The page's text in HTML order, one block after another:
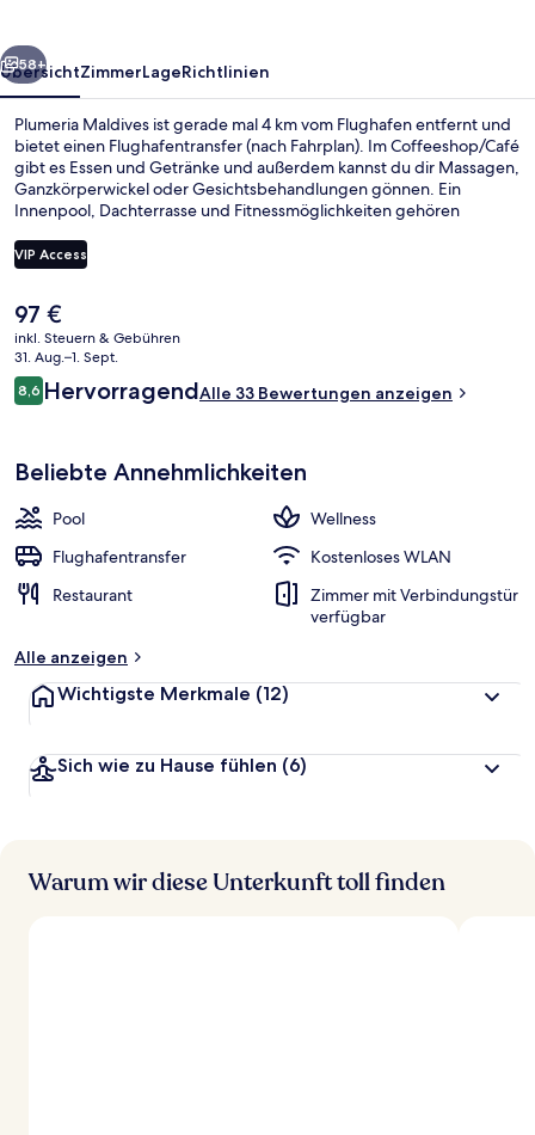
Weiter
58+
ÜbersichtZimmerLageRichtlinien
Plumeria Maldives ist gerade mal 4 km vom Flughafen entfernt und
bietet einen Flughafentransfer (nach Fahrplan). Im Coffeeshop/Café
gibt es Essen und Getränke und außerdem kannst du dir Massagen,
Ganzkörperwickel oder Gesichtsbehandlungen gönnen. Ein
Innenpool, Dachterrasse und Fitnessmöglichkeiten gehören
VIP Access
Der
aktuelle
Preis
beträgt
97 €.
97 €
inkl. Steuern & Gebühren
31. Aug.–1. Sept.
Bewertungen
8,68,6 von 10.
HervorragendAlle 33 Bewertungen anzeigen
Beliebte Annehmlichkeiten
Pool
Wellness
Flughafentransfer
Kostenloses WLAN
Restaurant
Zimmer mit Verbindungstür
verfügbar
Alle anzeigen
Wichtigste Merkmale (12)
Sich wie zu Hause fühlen (6)
Warum wir diese Unterkunft toll finden